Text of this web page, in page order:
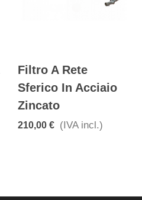
Filtro A Rete
Sferico In Acciaio
Zincato
210,00 € (IVA incl.)